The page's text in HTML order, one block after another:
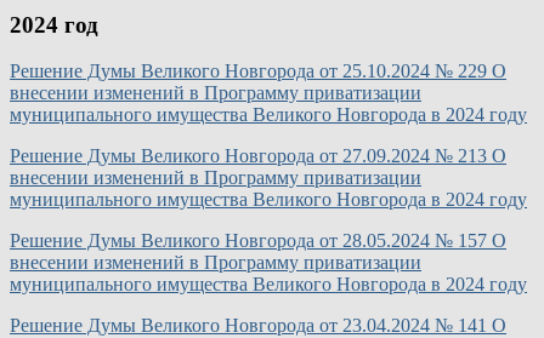
2024 год
Решение Думы Великого Новгорода от 25.10.2024 № 229 О
внесении изменений в Программу приватизации
муниципального имущества Великого Новгорода в 2024 году
Решение Думы Великого Новгорода от 27.09.2024 № 213 О
внесении изменений в Программу приватизации
муниципального имущества Великого Новгорода в 2024 году
Решение Думы Великого Новгорода от 28.05.2024 № 157 О
внесении изменений в Программу приватизации
муниципального имущества Великого Новгорода в 2024 году
Решение Думы Великого Новгорода от 23.04.2024 № 141 О